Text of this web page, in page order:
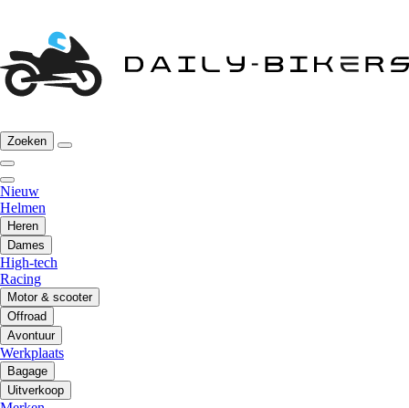
Zoeken
Nieuw
Helmen
Heren
Dames
High-tech
Racing
Motor & scooter
Offroad
Avontuur
Werkplaats
Bagage
Uitverkoop